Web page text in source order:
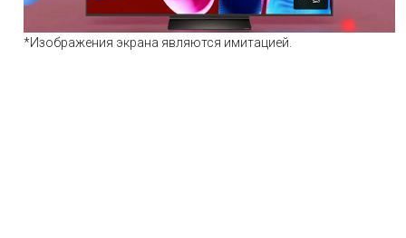
*Изображения экрана являются имитацией.